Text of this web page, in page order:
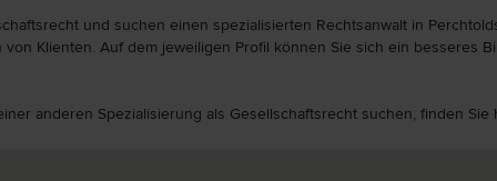
und suchen einen spezialisierten Rechtsanwalt in
Klienten. Auf dem jeweiligen Profil können Sie sich ein besseres
anderen Spezialisierung als Gesellschaftsrecht suchen, finden